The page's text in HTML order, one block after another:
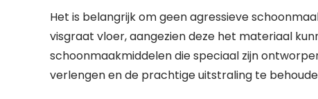
Het is belangrijk om geen agressieve
visgraat vloer, aangezien deze het materiaal
schoonmaakmiddelen die speciaal zijn
verlengen en de prachtige uitstraling te